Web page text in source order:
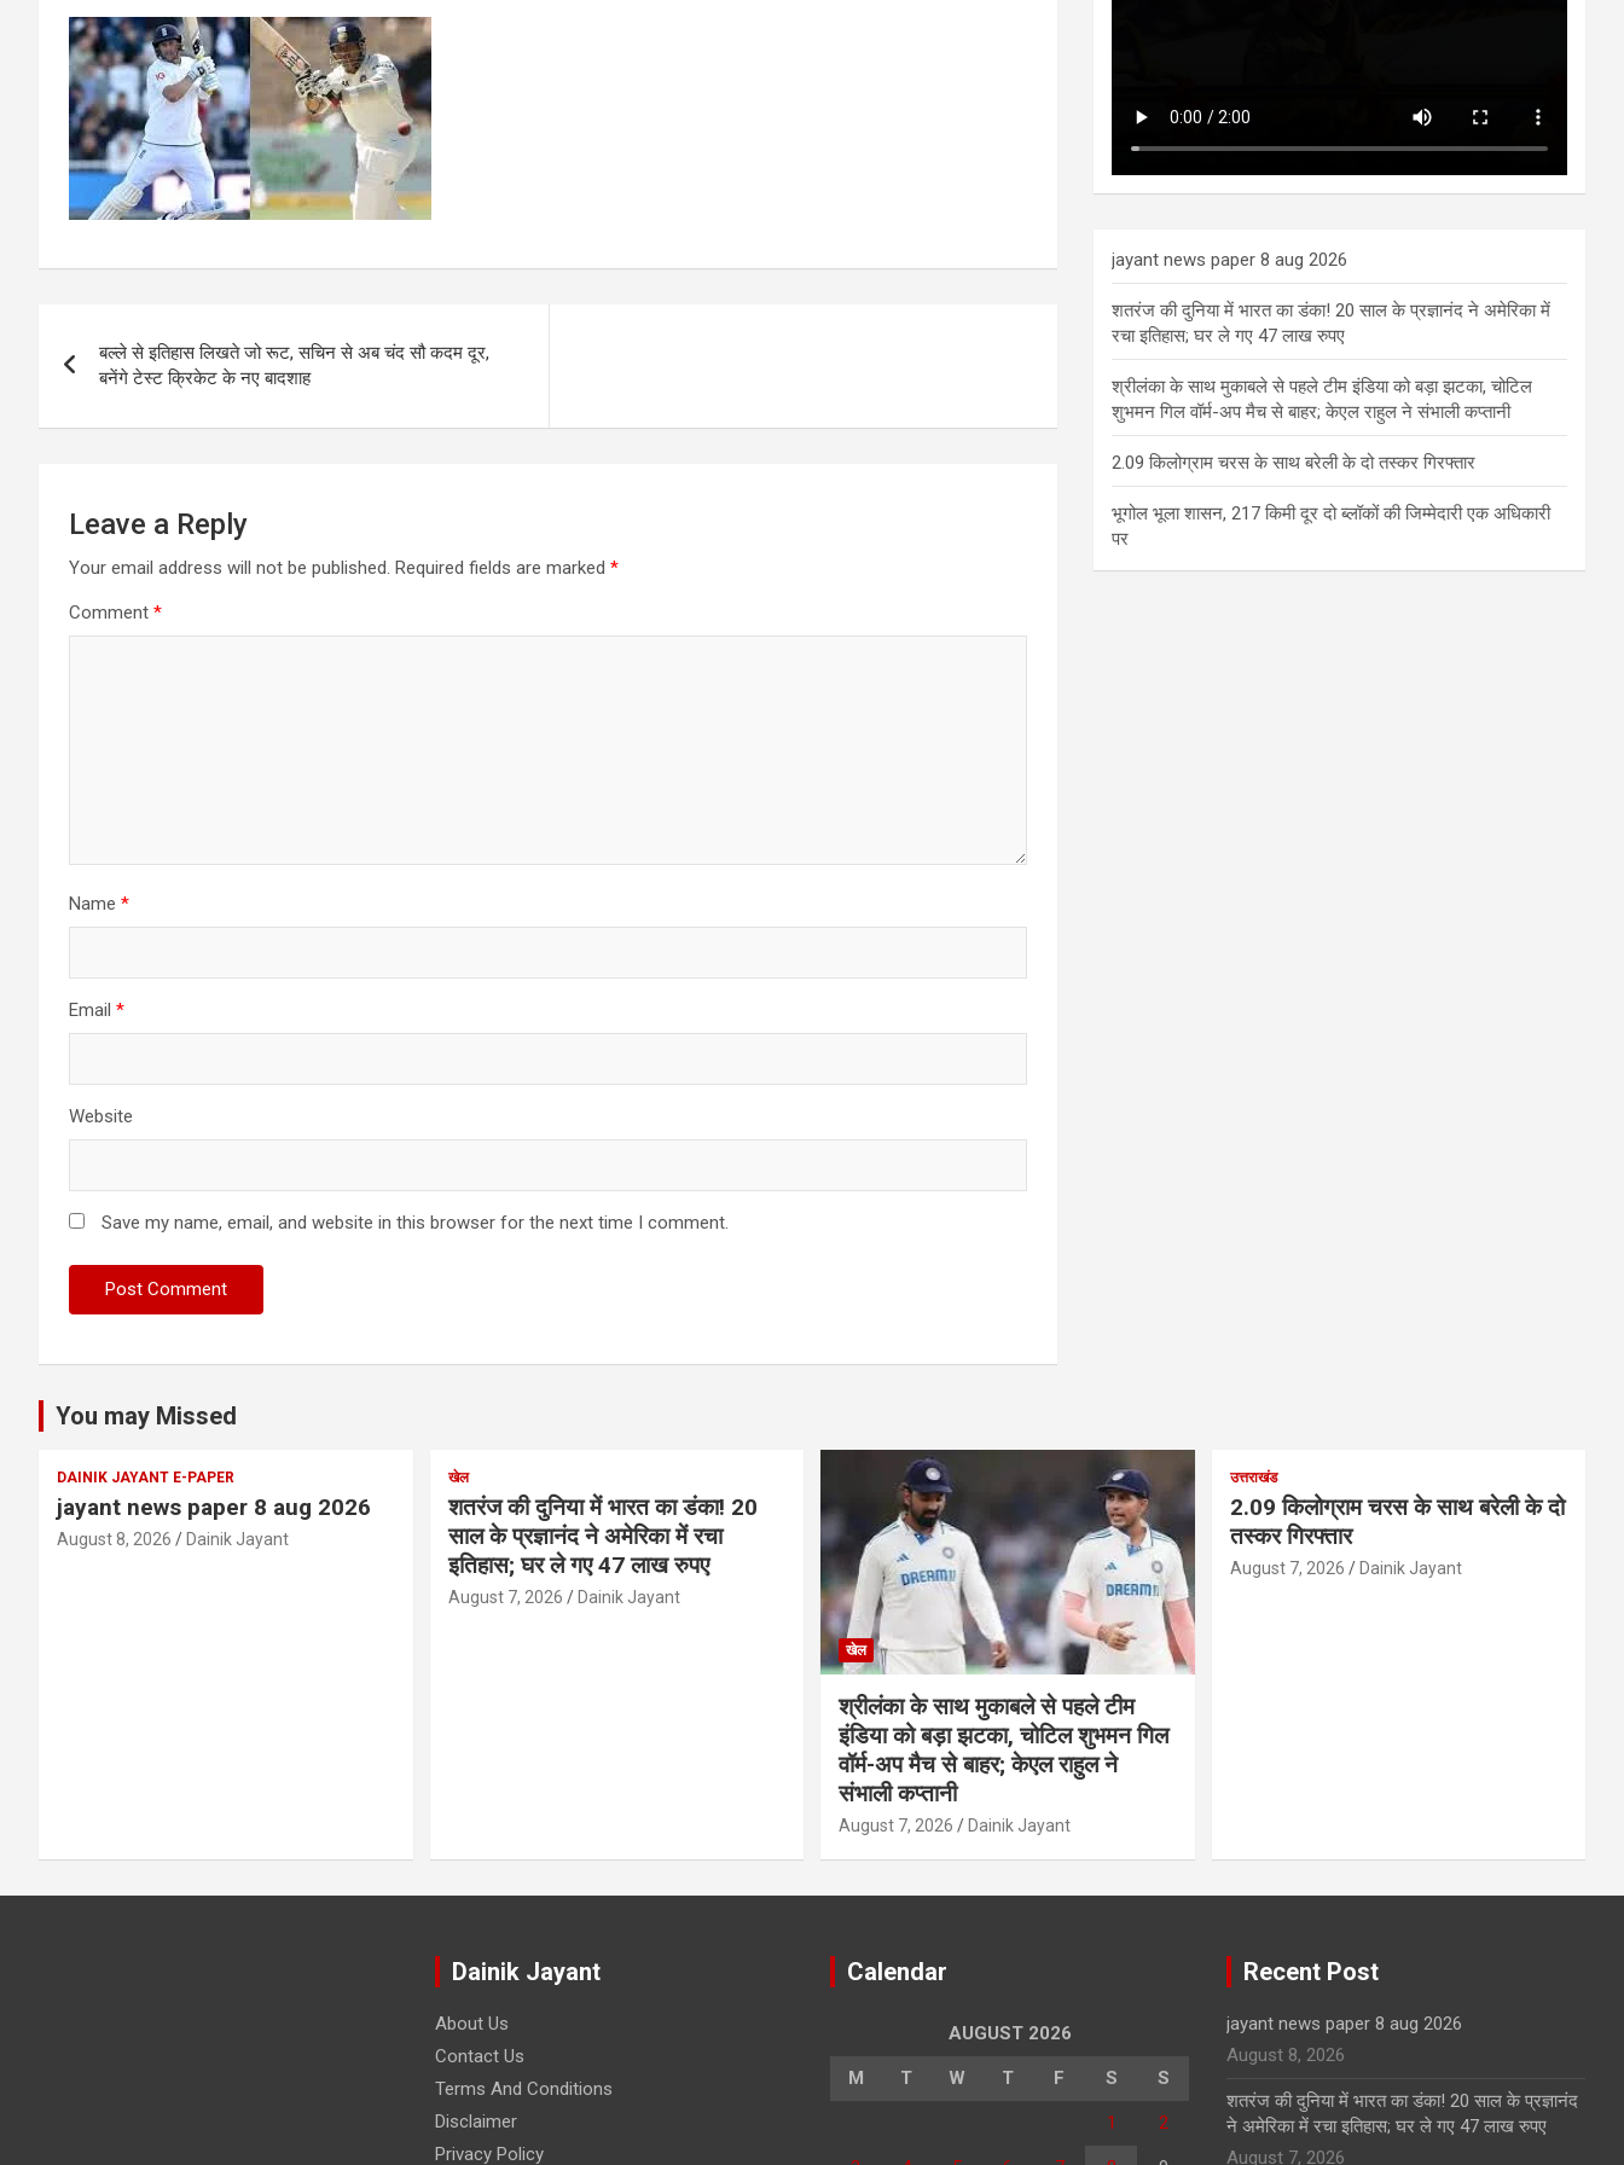
navigation
बल्ले से इतिहास लिखते जो रूट, सचिन से अब चंद सौ कदम दूर,
बनेंगे टेस्ट क्रिकेट के नए बादशाह
Leave a Reply
Your email address will not be published. Required fields are marked *
Comment *
Name *
Email *
Website
Save my name, email, and website in this browser for the next time I comment.
jayant news paper 8 aug 2026
शतरंज की दुनिया में भारत का डंका! 20 साल के प्रज्ञानंद ने अमेरिका में
रचा इतिहास; घर ले गए 47 लाख रुपए
श्रीलंका के साथ मुकाबले से पहले टीम इंडिया को बड़ा झटका, चोटिल
शुभमन गिल वॉर्म-अप मैच से बाहर; केएल राहुल ने संभाली कप्तानी
2.09 किलोग्राम चरस के साथ बरेली के दो तस्कर गिरफ्तार
भूगोल भूला शासन, 217 किमी दूर दो ब्लॉकों की जिम्मेदारी एक अधिकारी
पर
You may Missed
DAINIK JAYANT E-PAPER
jayant news paper 8 aug 2026
August 8, 2026 Dainik Jayant
खेल
शतरंज की दुनिया में भारत का डंका! 20
साल के प्रज्ञानंद ने अमेरिका में रचा
इतिहास; घर ले गए 47 लाख रुपए
August 7, 2026 Dainik Jayant
खेल
श्रीलंका के साथ मुकाबले से पहले टीम
इंडिया को बड़ा झटका, चोटिल शुभमन गिल
वॉर्म-अप मैच से बाहर; केएल राहुल ने
संभाली कप्तानी
August 7, 2026 Dainik Jayant
उत्तराखंड
2.09 किलोग्राम चरस के साथ बरेली के दो
तस्कर गिरफ्तार
August 7, 2026 Dainik Jayant
Dainik Jayant
About Us
Contact Us
Terms And Conditions
Disclaimer
Privacy Policy
Calendar
AUGUST 2026
M T W T F S S
1 2
Recent Post
jayant news paper 8 aug 2026
August 8, 2026
शतरंज की दुनिया में भारत का डंका! 20 साल के प्रज्ञानंद
ने अमेरिका में रचा इतिहास; घर ले गए 47 लाख रुपए
August 7, 2026